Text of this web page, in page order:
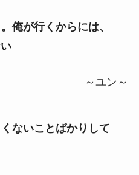
俺が行くからには、
～ユン～
ないことばかりして